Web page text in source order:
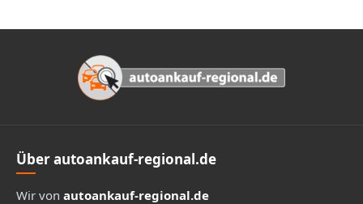
Über autoankauf-regional.de
Wir von autoankauf-regional.de